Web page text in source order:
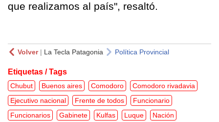
que realizamos al país", resaltó.
Volver| La Tecla Patagonia Política Provincial
Etiquetas / Tags
Chubut Buenos aires Comodoro
Comodoro rivadavia
Ejecutivo nacional
Frente de todos
Funcionario
Funcionarios
Gabinete Kulfas Luque
Nación